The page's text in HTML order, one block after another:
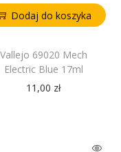
Dodaj do koszyka
Vallejo 69020 Mech
Electric Blue 17ml
11,00 zł